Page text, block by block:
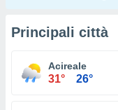
Principali città
Acireale
31° 26°